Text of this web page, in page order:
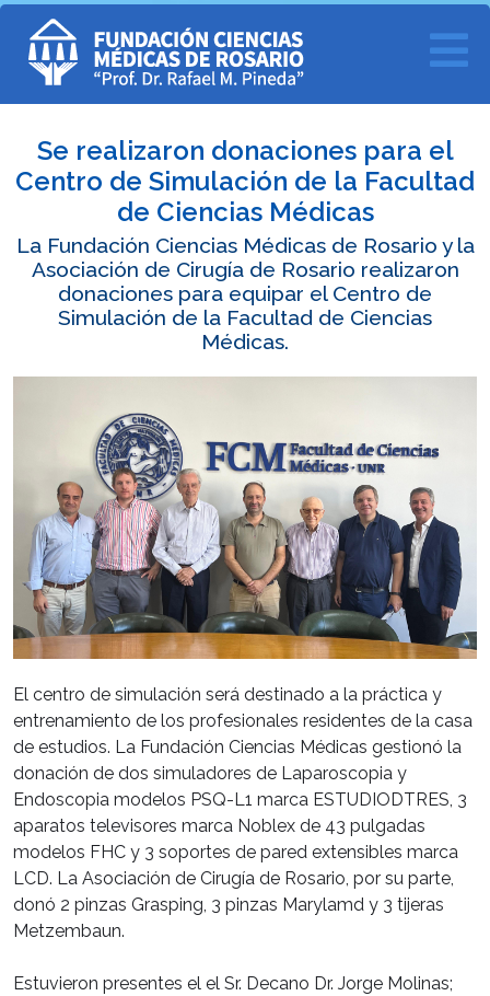
Se realizaron donaciones para el
Centro de Simulación de la Facultad
de Ciencias Médicas
La Fundación Ciencias Médicas de Rosario y la
Asociación de Cirugía de Rosario realizaron
donaciones para equipar el Centro de
Simulación de la Facultad de Ciencias
Médicas.
El centro de simulación será destinado a la práctica y
entrenamiento de los profesionales residentes de la casa
de estudios. La Fundación Ciencias Médicas gestionó la
donación de dos simuladores de Laparoscopia y
Endoscopia modelos PSQ-L1 marca ESTUDIODTRES, 3
aparatos televisores marca Noblex de 43 pulgadas
modelos FHC y 3 soportes de pared extensibles marca
LCD. La Asociación de Cirugía de Rosario, por su parte,
donó 2 pinzas Grasping, 3 pinzas Marylamd y 3 tijeras
Metzembaun.
Estuvieron presentes el el Sr. Decano Dr. Jorge Molinas;